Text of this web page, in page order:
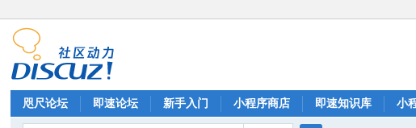
咫尺论坛 即速论坛 新手入门 小程序商店 即速知识库 小